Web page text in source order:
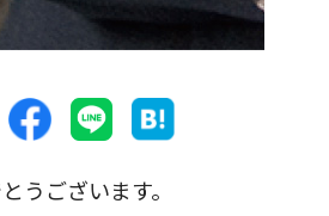
うございます。